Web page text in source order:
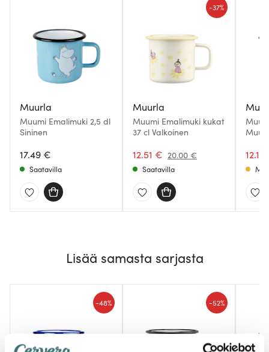
Muurla
Muumi Emalimuki 2,5 dl
Sininen
17.49 €
Saatavilla
Muurla
Muumi Emalimuki kukat
37 cl Valkoinen
12.51 € 20.00 €
-37%
Saatavilla
Lisää samasta sarjasta
-48% -52%